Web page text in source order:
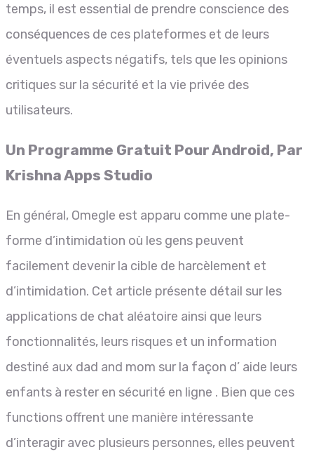
temps, il est essential de prendre conscience des
conséquences de ces plateformes et de leurs
éventuels aspects négatifs, tels que les opinions
critiques sur la sécurité et la vie privée des
utilisateurs.
Un Programme Gratuit Pour Android, Par
Krishna Apps Studio
En général, Omegle est apparu comme une plate-
forme d’intimidation où les gens peuvent
facilement devenir la cible de harcèlement et
d’intimidation. Cet article présente détail sur les
applications de chat aléatoire ainsi que leurs
fonctionnalités, leurs risques et un information
destiné aux dad and mom sur la façon d’ aide leurs
enfants à rester en sécurité en ligne . Bien que ces
functions offrent une manière intéressante
d’interagir avec plusieurs personnes, elles peuvent